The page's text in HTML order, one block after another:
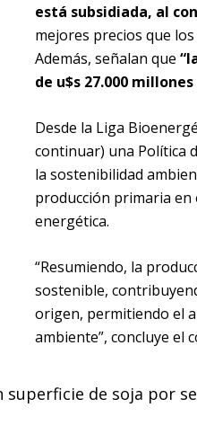
está subsidiada, al
mejores precios que
Además, señalan que
de u$s 27.000
Desde la Liga
continuar) una Política
la sostenibilidad
producción primaria
energética.
“Resumiendo, la
sostenible,
origen, permitiendo el
ambiente”, concluye el
superficie de soja por